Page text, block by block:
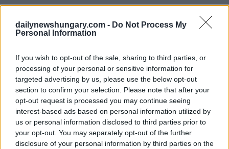
dailynewshungary.com - Do Not Process My
Personal Information
If you wish to opt-out of the sale, sharing to third parties, or
processing of your personal or sensitive information for
targeted advertising by us, please use the below opt-out
section to confirm your selection. Please note that after your
opt-out request is processed you may continue seeing
interest-based ads based on personal information utilized by
us or personal information disclosed to third parties prior to
your opt-out. You may separately opt-out of the further
disclosure of your personal information by third parties on the
Il nuovo
servizio FlixBus all’aeroporto di Budapest
Ora è possibile acquistare i biglietti per il nuovo
volo di Wizz Air per la Türkiye dall’Ungheria
Criminalità:
Turista ungherese presumibilmente
aggredita
sessualmente e filmata in Corea del Sud
Lei e i suoi amici siete interessati all’Ungheria?